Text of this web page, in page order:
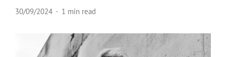
30/09/2024 1 min read